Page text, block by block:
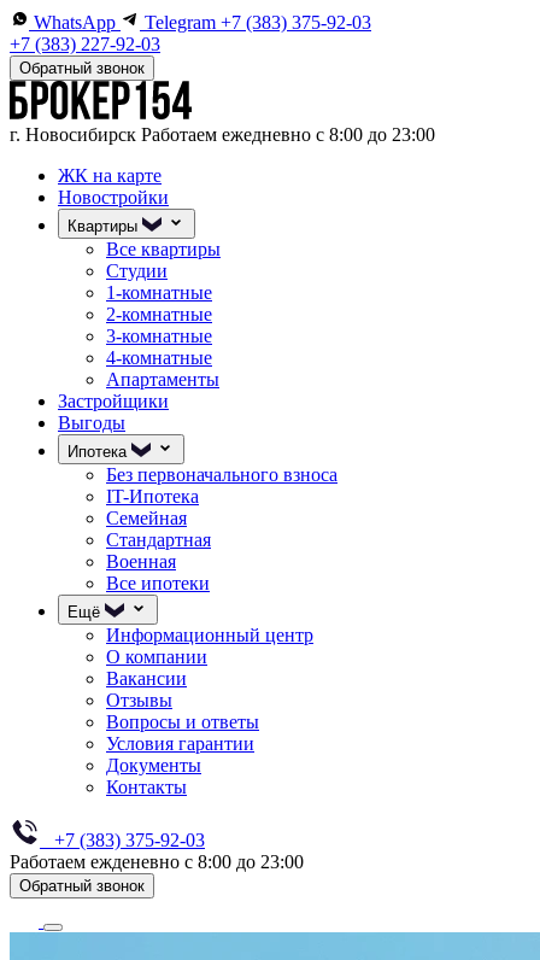
WhatsApp Telegram +7 (383) 375-92-03
+7 (383) 227-92-03
Обратный звонок
г. Новосибирск Работаем ежедневно с 8:00 до 23:00
ЖК на карте
Новостройки
Квартиры
Все квартиры
Студии
1-комнатные
2-комнатные
3-комнатные
4-комнатные
Апартаменты
Застройщики
Выгоды
Ипотека
Без первоначального взноса
IT-Ипотека
Семейная
Стандартная
Военная
Все ипотеки
Ещё
Информационный центр
О компании
Вакансии
Отзывы
Вопросы и ответы
Условия гарантии
Документы
Контакты
+7 (383) 375-92-03
Работаем ежденевно с 8:00 до 23:00
Обратный звонок